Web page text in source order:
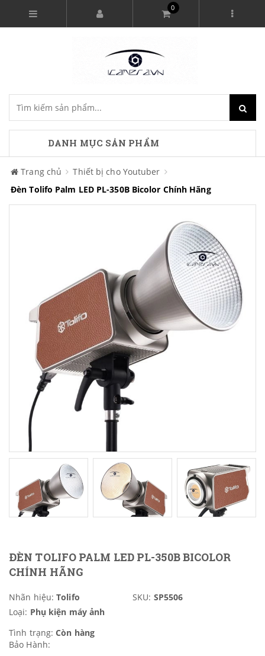
0
DANH MỤC SẢN PHẨM
Trang chủ
Thiết bị cho Youtuber
Đèn Tolifo Palm LED PL-350B Bicolor Chính Hãng
ĐÈN TOLIFO PALM LED PL-350B BICOLOR
CHÍNH HÃNG
Nhãn hiệu: Tolifo SKU: SP5506
Loại: Phụ kiện máy ảnh
Tình trạng: Còn hàng
Bảo Hành: